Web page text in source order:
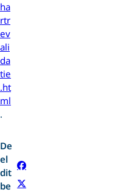
ha
rtr
ev
ali
da
tie
.ht
ml
.
De
el
dit
be